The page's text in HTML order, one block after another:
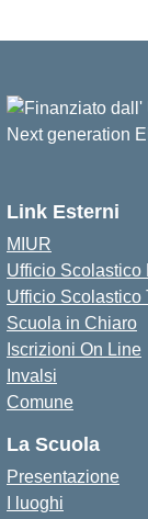
Link Esterni
MIUR
Ufficio Scolastico
Ufficio Scolastico
Scuola in Chiaro
Iscrizioni On Line
Invalsi
Comune
La Scuola
Presentazione
I luoghi